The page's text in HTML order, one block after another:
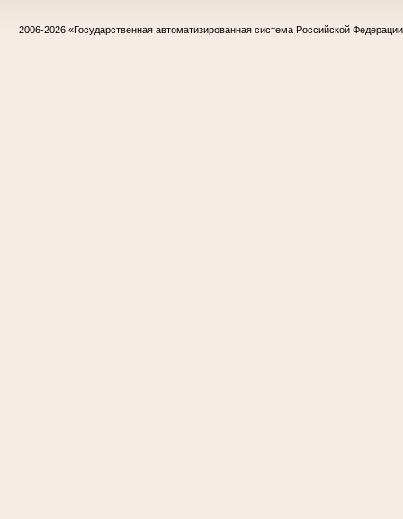
2006-2026 «Государственная автоматизированная система Российской